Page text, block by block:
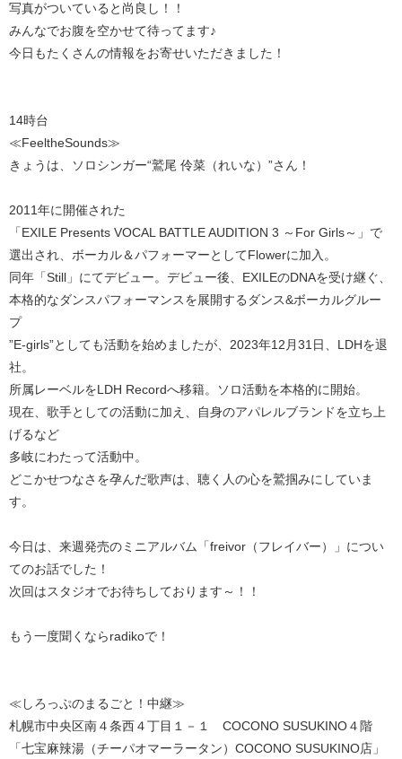
写真がついていると尚良し！！
みんなでお腹を空かせて待ってます♪
今日もたくさんの情報をお寄せいただきました！
14時台
≪FeeltheSounds≫
きょうは、ソロシンガー“鷲尾 伶菜（れいな）”さん！
2011年に開催された
「EXILE Presents VOCAL BATTLE AUDITION 3 ～For Girls～」で
選出され、ボーカル＆パフォーマーとしてFlowerに加入。
同年「Still」にてデビュー。デビュー後、EXILEのDNAを受け継ぐ、
本格的なダンスパフォーマンスを展開するダンス&ボーカルグルー
プ
”E-girls”としても活動を始めましたが、2023年12月31日、LDHを退
社。
所属レーベルをLDH Recordへ移籍。ソロ活動を本格的に開始。
現在、歌手としての活動に加え、自身のアパレルブランドを立ち上
げるなど
多岐にわたって活動中。
どこかせつなさを孕んだ歌声は、聴く人の心を鷲掴みにしていま
す。
今日は、来週発売のミニアルバム「freivor（フレイバー）」につい
てのお話でした！
次回はスタジオでお待ちしております～！！
もう一度聞くならradikoで！
≪しろっぷのまるごと！中継≫
札幌市中央区南４条西４丁目１－１ COCONO SUSUKINO４階
「七宝麻辣湯（チーパオマーラータン）COCONO SUSUKINO店」